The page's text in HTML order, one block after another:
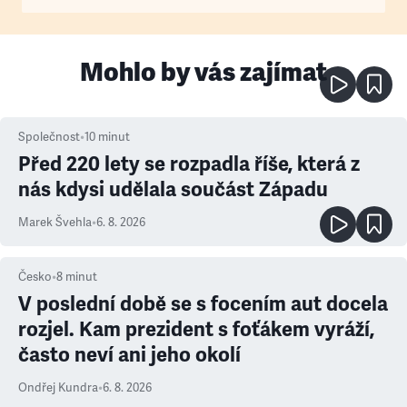
Mohlo by vás zajímat
Společnost•10 minut
Před 220 lety se rozpadla říše, která z
nás kdysi udělala součást Západu
Marek Švehla•6. 8. 2026
Česko•8 minut
V poslední době se s focením aut docela
rozjel. Kam prezident s foťákem vyráží,
často neví ani jeho okolí
Ondřej Kundra•6. 8. 2026